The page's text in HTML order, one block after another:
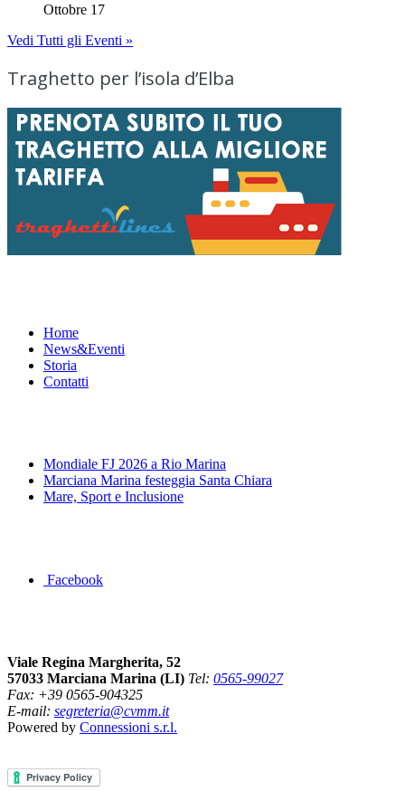
Ottobre 17
Vedi Tutti gli Eventi »
Traghetto per l’isola d’Elba
Home
News&Eventi
Storia
Contatti
Mondiale FJ 2026 a Rio Marina
Marciana Marina festeggia Santa Chiara
Mare, Sport e Inclusione
Facebook
Viale Regina Margherita, 52
57033 Marciana Marina (LI) Tel: 0565-99027
Fax: +39 0565-904325
E-mail: segreteria@cvmm.it
Powered by Connessioni s.r.l.